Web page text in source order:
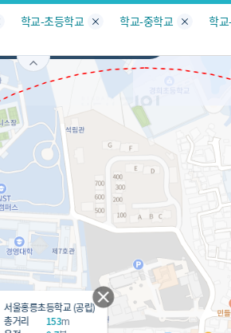
지역분석 아파트분석
시세 지도 수요/입주 지
경제 지도
주거 지도
TOP10 거래량
경매
중개사
전화번호부
수요/입주 수요/입주
플러스
원클릭 리포트
소유자 정보
서비스개발문의 데이터 목록
공지사항 교육안내
유튜브
업데이트 게시판
서울홍릉초등학교 (공립)
총거리
153m
학교-초등학교 학교-중학교 학